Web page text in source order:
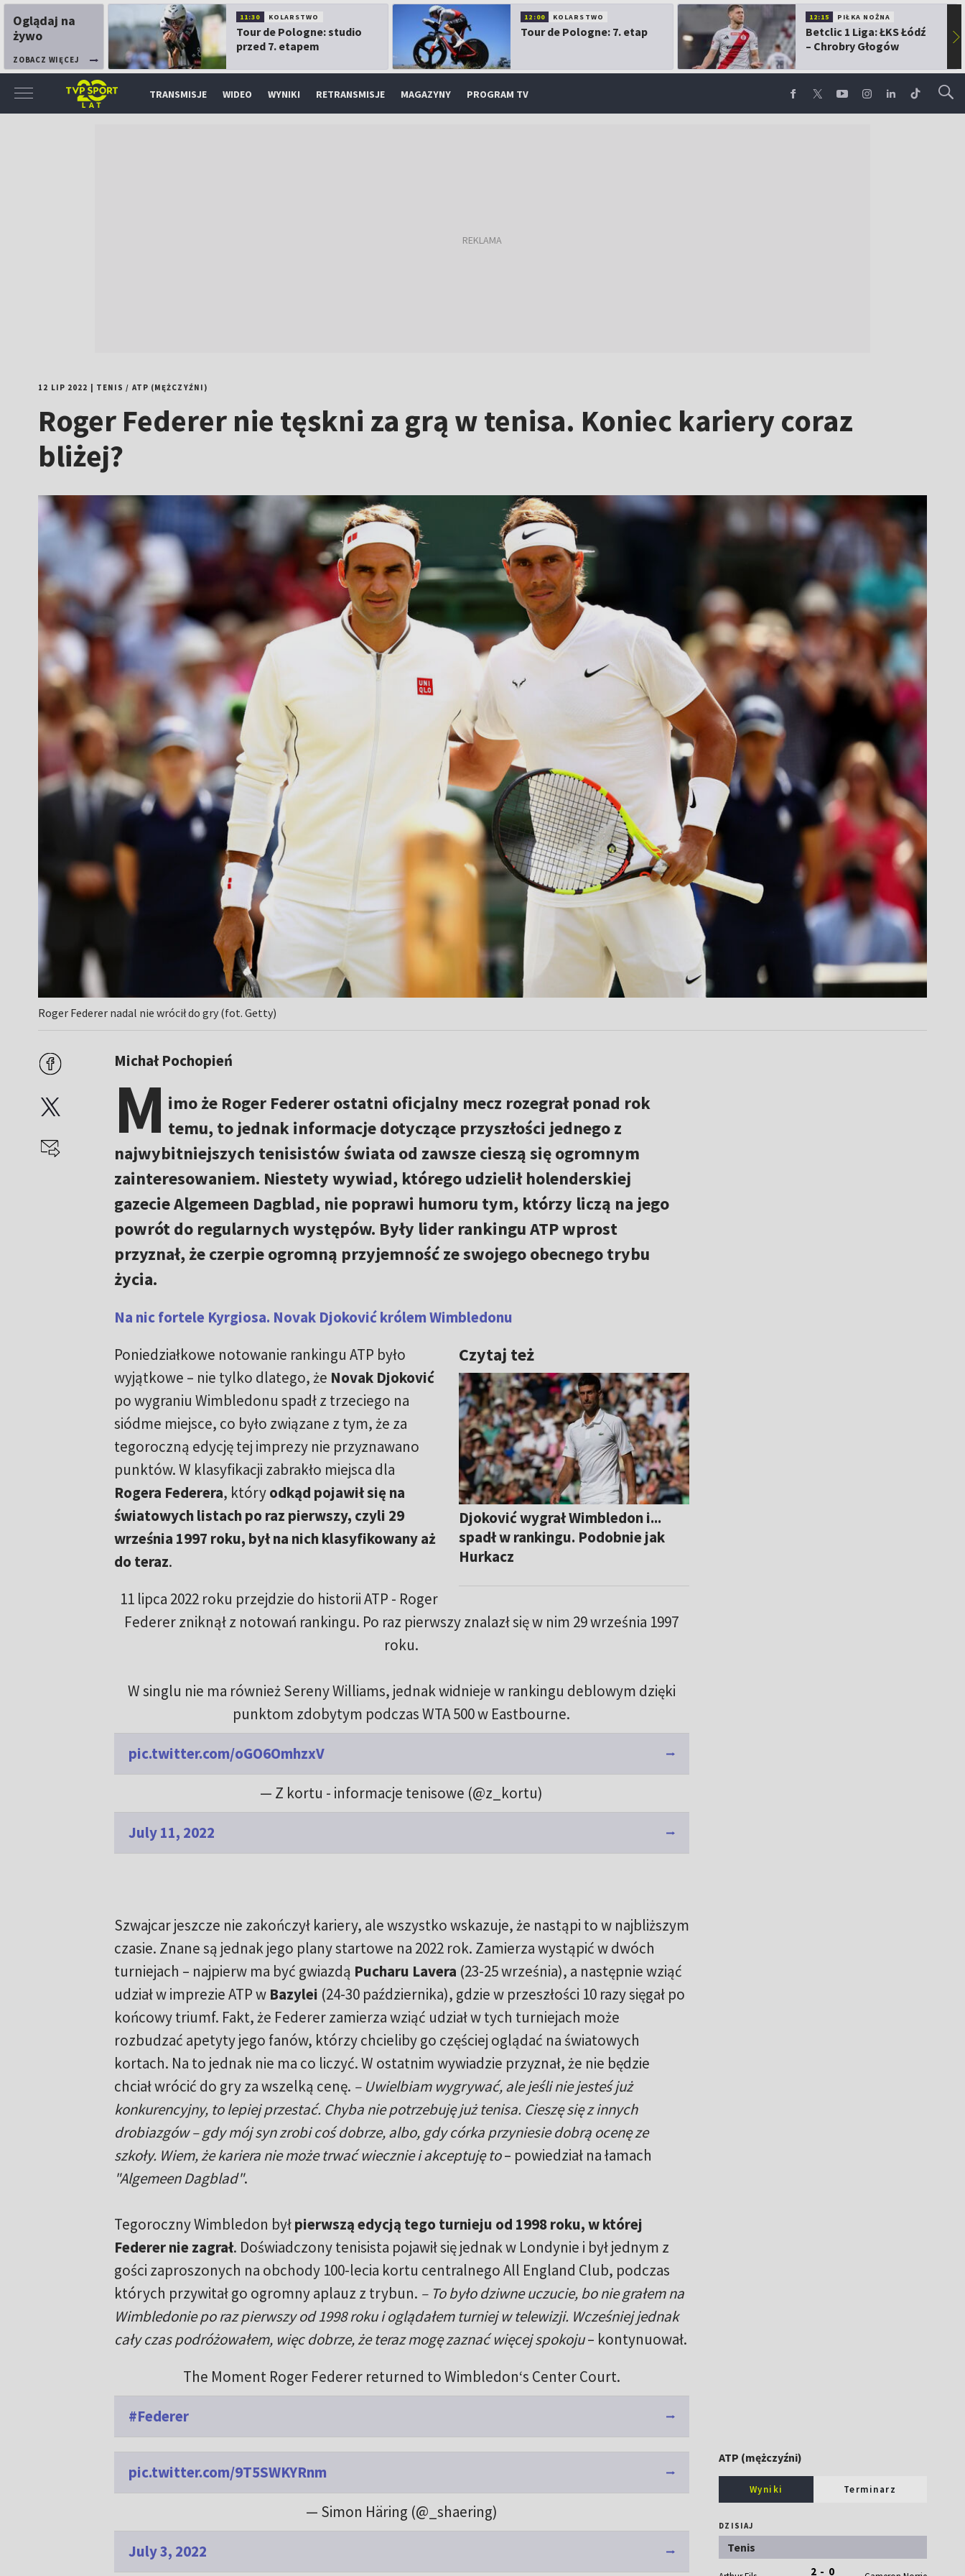
Oglądaj na
żywo
ZOBACZ WIĘCEJ
11:30 KOLARSTWO
Tour de Pologne: studio
przed 7. etapem
12:00 KOLARSTWO
Tour de Pologne: 7. etap
12:15 PIŁKA NOŻNA
Betclic 1 Liga: ŁKS Łódź
– Chrobry Głogów
▶
TRANSMISJE WIDEO WYNIKI RETRANSMISJE MAGAZYNY PROGRAM TV
12 LIP 2022 TENIS / ATP (MĘŻCZYŹNI)
Roger Federer nie tęskni za grą w tenisa. Koniec kariery coraz
bliżej?
Roger Federer nadal nie wrócił do gry (fot. Getty)
Michał Pochopień
M imo że Roger Federer ostatni oficjalny mecz rozegrał ponad rok
temu, to jednak informacje dotyczące przyszłości jednego z
najwybitniejszych tenisistów świata od zawsze cieszą się ogromnym
zainteresowaniem. Niestety wywiad, którego udzielił holenderskiej
gazecie Algemeen Dagblad, nie poprawi humoru tym, którzy liczą na jego
powrót do regularnych występów. Były lider rankingu ATP wprost
przyznał, że czerpie ogromną przyjemność ze swojego obecnego trybu
życia.
Na nic fortele Kyrgiosa. Novak Djoković królem Wimbledonu
Czytaj też
Djoković wygrał Wimbledon i...
spadł w rankingu. Podobnie jak
Hurkacz
Poniedziałkowe notowanie rankingu ATP było
wyjątkowe – nie tylko dlatego, że Novak Djoković
po wygraniu Wimbledonu spadł z trzeciego na
siódme miejsce, co było związane z tym, że za
tegoroczną edycję tej imprezy nie przyznawano
punktów. W klasyfikacji zabrakło miejsca dla
Rogera Federera, któryodkąd pojawił się na
światowych listach po raz pierwszy, czyli 29
września 1997 roku, był na nich klasyfikowany aż
do teraz.
11 lipca 2022 roku przejdzie do historii ATP - Roger
Federer zniknął z notowań rankingu. Po raz pierwszy znalazł się w nim 29 września 1997
roku.
W singlu nie ma również Sereny Williams, jednak widnieje w rankingu deblowym dzięki
punktom zdobytym podczas WTA 500 w Eastbourne.
pic.twitter.com/oGO6OmhzxV
— Z kortu - informacje tenisowe (@z_kortu)
July 11, 2022
Szwajcar jeszcze nie zakończył kariery, ale wszystko wskazuje, że nastąpi to w najbliższym
czasie. Znane są jednak jego plany startowe na 2022 rok. Zamierza wystąpić w dwóch
turniejach – najpierw ma być gwiazdą Pucharu Lavera (23-25 września), a następnie wziąć
udział w imprezie ATP w Bazylei (24-30 października), gdzie w przeszłości 10 razy sięgał po
końcowy triumf. Fakt, że Federer zamierza wziąć udział w tych turniejach może
rozbudzać apetyty jego fanów, którzy chcieliby go częściej oglądać na światowych
kortach. Na to jednak nie ma co liczyć. W ostatnim wywiadzie przyznał, że nie będzie
chciał wrócić do gry za wszelką cenę. – Uwielbiam wygrywać, ale jeśli nie jesteś już
konkurencyjny, to lepiej przestać. Chyba nie potrzebuję już tenisa. Cieszę się z innych
drobiazgów – gdy mój syn zrobi coś dobrze, albo, gdy córka przyniesie dobrą ocenę ze
szkoły. Wiem, że kariera nie może trwać wiecznie i akceptuję to– powiedział na łamach
"Algemeen Dagblad".
Tegoroczny Wimbledon byłpierwszą edycją tego turnieju od 1998 roku, w której
Federer nie zagrał. Doświadczony tenisista pojawił się jednak w Londynie i był jednym z
gości zaproszonych na obchody 100-lecia kortu centralnego All England Club, podczas
których przywitał go ogromny aplauz z trybun. – To było dziwne uczucie, bo nie grałem na
Wimbledonie po raz pierwszy od 1998 roku i oglądałem turniej w telewizji. Wcześniej jednak
cały czas podróżowałem, więc dobrze, że teraz mogę zaznać więcej spokoju– kontynuował.
The Moment Roger Federer returned to Wimbledon‘s Center Court.
#Federer
pic.twitter.com/9T5SWKYRnm
— Simon Häring (@_shaering)
July 3, 2022
ATP (mężczyźni)
Wyniki Terminarz
DZISIAJ
Tenis
2 - 0